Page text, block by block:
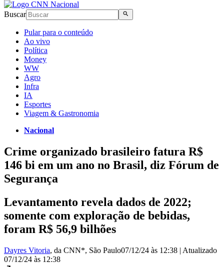
Buscar
Pular para o conteúdo
Ao vivo
Política
Money
WW
Agro
Infra
IA
Esportes
Viagem & Gastronomia
Nacional
Crime organizado brasileiro fatura R$
146 bi em um ano no Brasil, diz Fórum de
Segurança
Levantamento revela dados de 2022;
somente com exploração de bebidas,
foram R$ 56,9 bilhões
Dayres Vitoria, da CNN*, São Paulo07/12/24 às 12:38 | Atualizado
07/12/24 às 12:38